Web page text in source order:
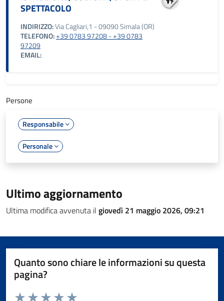
SPETTACOLO
INDIRIZZO:Via Cagliari,1 - 09090 Simala (OR)
TELEFONO:+39 0783 97208 - +39 0783
97209
EMAIL:
Persone
Responsabile
Personale
Ultimo aggiornamento
Ultima modifica avvenuta il giovedì 21 maggio 2026, 09:21
Quanto sono chiare le informazioni su questa
pagina?
Valuta da 1 a 5 stelle la pagina